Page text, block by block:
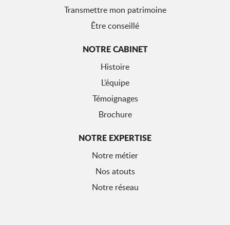
Transmettre mon patrimoine
Être conseillé
NOTRE CABINET
Histoire
L’équipe
Témoignages
Brochure
NOTRE EXPERTISE
Notre métier
Nos atouts
Notre réseau